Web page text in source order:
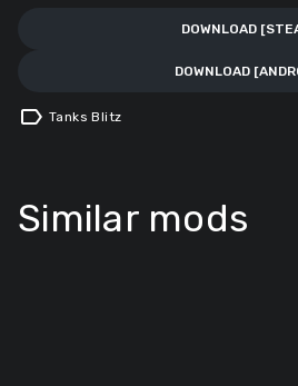
DOWNLOAD
DOWNLOAD
label Tanks Blitz
Similar mods